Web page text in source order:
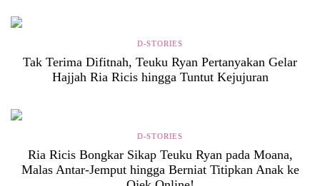
D-STORIES
Tak Terima Difitnah, Teuku Ryan Pertanyakan Gelar
Hajjah Ria Ricis hingga Tuntut Kejujuran
D-STORIES
Ria Ricis Bongkar Sikap Teuku Ryan pada Moana,
Malas Antar-Jemput hingga Berniat Titipkan Anak ke